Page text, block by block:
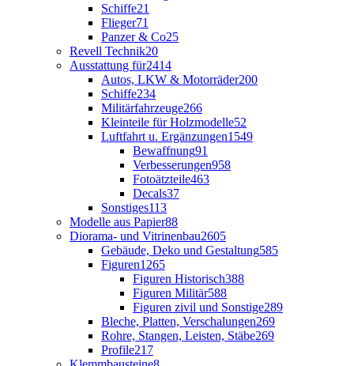
Schiffe21
Flieger71
Panzer & Co25
Revell Technik20
Ausstattung für2414
Autos, LKW & Motorräder200
Schiffe234
Militärfahrzeuge266
Kleinteile für Holzmodelle52
Luftfahrt u. Ergänzungen1549
Bewaffnung91
Verbesserungen958
Fotoätzteile463
Decals37
Sonstiges113
Modelle aus Papier88
Diorama- und Vitrinenbau2605
Gebäude, Deko und Gestaltung585
Figuren1265
Figuren Historisch388
Figuren Militär588
Figuren zivil und Sonstige289
Bleche, Platten, Verschalungen269
Rohre, Stangen, Leisten, Stäbe269
Profile217